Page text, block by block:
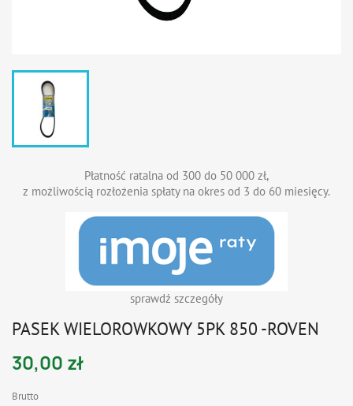
Płatność ratalna od 300 do 50 000 zł,
z możliwością rozłożenia spłaty na okres od 3 do 60 miesięcy.
sprawdź szczegóły
PASEK WIELOROWKOWY 5PK 850 -ROVEN
30,00 zł
Brutto